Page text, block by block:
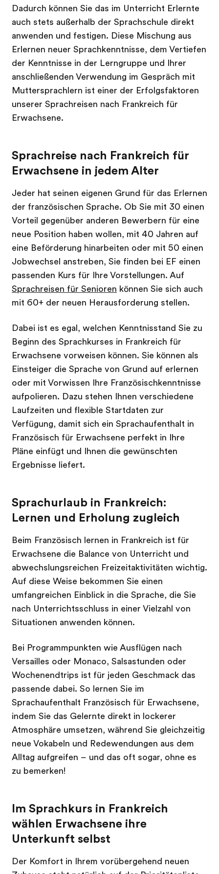
Dadurch können Sie das im Unterricht Erlernte
auch stets außerhalb der Sprachschule direkt
anwenden und festigen. Diese Mischung aus
Erlernen neuer Sprachkenntnisse, dem Vertiefen
der Kenntnisse in der Lerngruppe und Ihrer
anschließenden Verwendung im Gespräch mit
Muttersprachlern ist einer der Erfolgsfaktoren
unserer Sprachreisen nach Frankreich für
Erwachsene.
Sprachreise nach Frankreich für
Erwachsene in jedem Alter
Jeder hat seinen eigenen Grund für das Erlernen
der französischen Sprache. Ob Sie mit 30 einen
Vorteil gegenüber anderen Bewerbern für eine
neue Position haben wollen, mit 40 Jahren auf
eine Beförderung hinarbeiten oder mit 50 einen
Jobwechsel anstreben, Sie finden bei EF einen
passenden Kurs für Ihre Vorstellungen. Auf
Sprachreisen für Senioren können Sie sich auch
mit 60+ der neuen Herausforderung stellen.
Dabei ist es egal, welchen Kenntnisstand Sie zu
Beginn des Sprachkurses in Frankreich für
Erwachsene vorweisen können. Sie können als
Einsteiger die Sprache von Grund auf erlernen
oder mit Vorwissen Ihre Französischkenntnisse
aufpolieren. Dazu stehen Ihnen verschiedene
Laufzeiten und flexible Startdaten zur
Verfügung, damit sich ein Sprachaufenthalt in
Französisch für Erwachsene perfekt in Ihre
Pläne einfügt und Ihnen die gewünschten
Ergebnisse liefert.
Sprachurlaub in Frankreich:
Lernen und Erholung zugleich
Beim Französisch lernen in Frankreich ist für
Erwachsene die Balance von Unterricht und
abwechslungsreichen Freizeitaktivitäten wichtig.
Auf diese Weise bekommen Sie einen
umfangreichen Einblick in die Sprache, die Sie
nach Unterrichtsschluss in einer Vielzahl von
Situationen anwenden können.
Bei Programmpunkten wie Ausflügen nach
Versailles oder Monaco, Salsastunden oder
Wochenendtrips ist für jeden Geschmack das
passende dabei. So lernen Sie im
Sprachaufenthalt Französisch für Erwachsene,
indem Sie das Gelernte direkt in lockerer
Atmosphäre umsetzen, während Sie gleichzeitig
neue Vokabeln und Redewendungen aus dem
Alltag aufgreifen – und das oft sogar, ohne es
zu bemerken!
Im Sprachkurs in Frankreich
wählen Erwachsene ihre
Unterkunft selbst
Der Komfort in Ihrem vorübergehend neuen